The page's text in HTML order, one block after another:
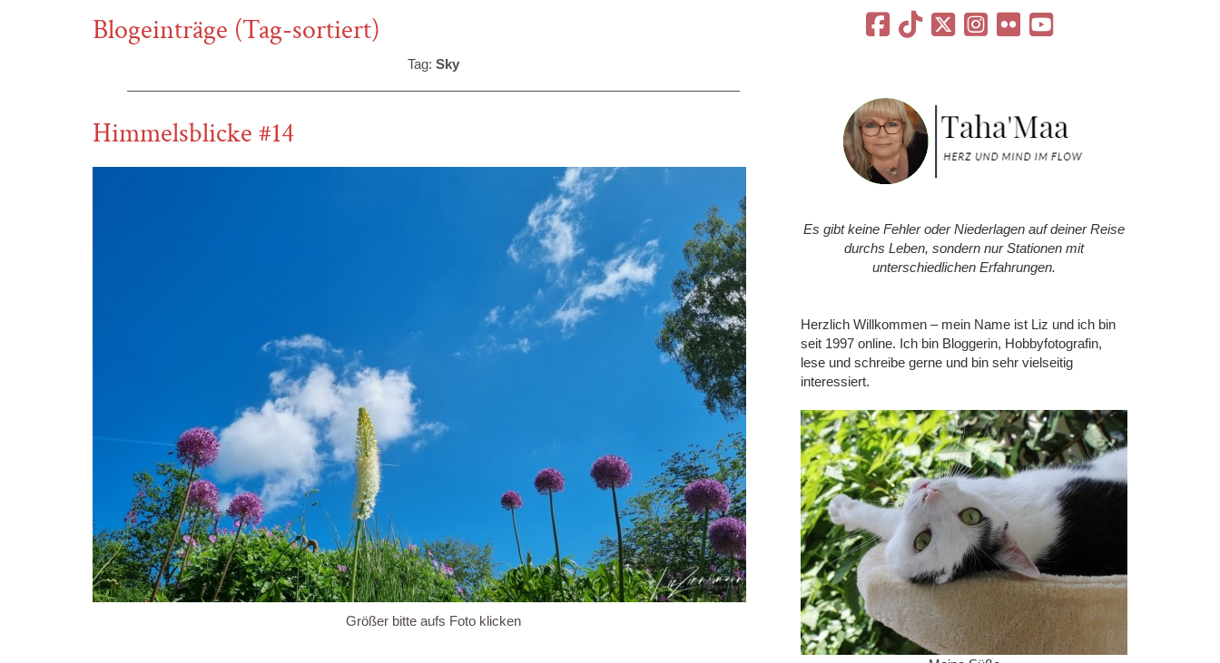
Blogeinträge (Tag-sortiert)
Tag: Sky
Himmelsblicke #14
Größer bitte aufs Foto klicken
Es gibt keine Fehler oder Niederlagen auf deiner Reise
durchs Leben, sondern nur Stationen mit
unterschiedlichen Erfahrungen.
Herzlich Willkommen – mein Name ist Liz und ich bin
seit 1997 online. Ich bin Bloggerin, Hobbyfotografin,
lese und schreibe gerne und bin sehr vielseitig
interessiert.